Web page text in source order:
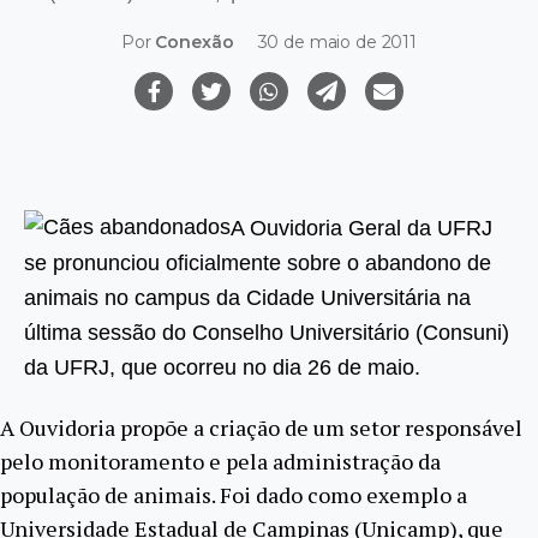
Por Conexão 30 de maio de 2011
A Ouvidoria Geral da UFRJ
se pronunciou oficialmente sobre o abandono de
animais no campus da Cidade Universitária na
última sessão do Conselho Universitário (Consuni)
da UFRJ, que ocorreu no dia 26 de maio.
A Ouvidoria propõe a criação de um setor responsável
pelo monitoramento e pela administração da
população de animais. Foi dado como exemplo a
Universidade Estadual de Campinas (Unicamp), que